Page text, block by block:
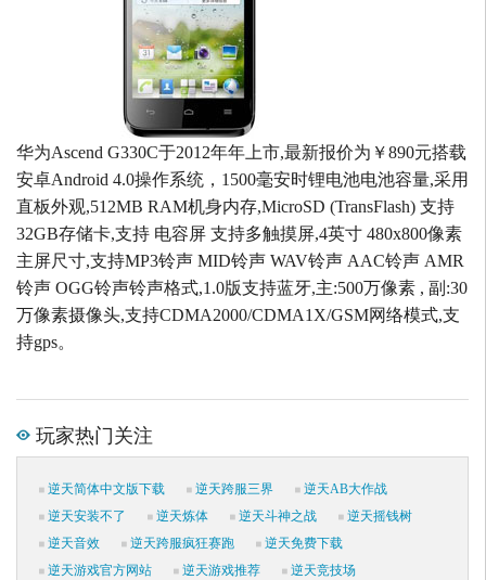
华为Ascend G330C于2012年年上市,最新报价为￥890元搭载
安卓Android 4.0操作系统，1500毫安时锂电池电池容量,采用
直板外观,512MB RAM机身内存,MicroSD (TransFlash) 支持
32GB存储卡,支持 电容屏 支持多触摸屏,4英寸 480x800像素
主屏尺寸,支持MP3铃声 MID铃声 WAV铃声 AAC铃声 AMR
铃声 OGG铃声铃声格式,1.0版支持蓝牙,主:500万像素 , 副:30
万像素摄像头,支持CDMA2000/CDMA1X/GSM网络模式,支
持gps。
玩家热门关注
逆天简体中文版下载 逆天跨服三界
逆天AB大作战
逆天安装不了
逆天炼体 逆天斗神之战
逆天摇钱树
逆天音效
逆天跨服疯狂赛跑
逆天免费下载
逆天游戏官方网站
逆天游戏推荐
逆天竞技场